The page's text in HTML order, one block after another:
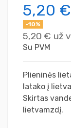
5,20 €
-10%
5,20 € už
Su PVM
Plieninės
latako į
Skirtas
lietvamzdį.